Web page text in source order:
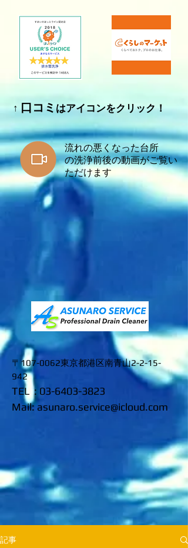
​↑口コミはアイコンをクリック！
流れの悪くなった台所
​の洗浄前後の動画がご覧い
ただけます
〒107-0062東京都港区南青山2-2-15-
942
TEL : 03-6403-3823
​Mail:asunaro.service@icloud.com
記事